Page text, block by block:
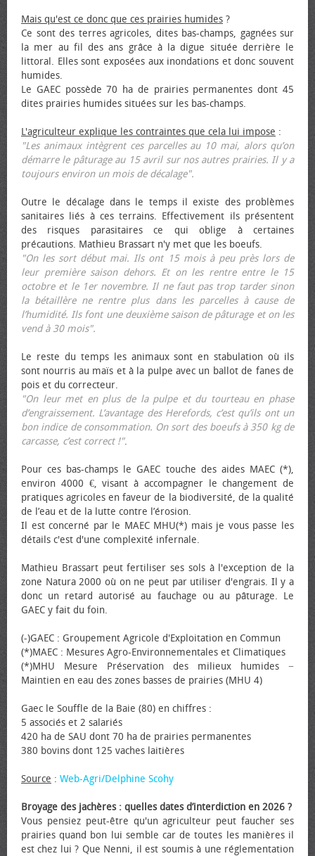
Mais qu'est ce donc que ces prairies humides ?
Ce sont des terres agricoles, dites bas-champs, gagnées sur
la mer au fil des ans grâce à la digue située derrière le
littoral. Elles sont exposées aux inondations et donc souvent
humides.
Le GAEC possède 70 ha de prairies permanentes dont 45
dites prairies humides situées sur les bas-champs.
L'agriculteur explique les contraintes que cela lui impose :
"Les animaux intègrent ces parcelles au 10 mai, alors qu’on
démarre le pâturage au 15 avril sur nos autres prairies. Il y a
toujours environ un mois de décalage".
Outre le décalage dans le temps il existe des problèmes
sanitaires liés à ces terrains. Effectivement ils présentent
des risques parasitaires ce qui oblige à certaines
précautions. Mathieu Brassart n'y met que les bœufs.
"On les sort début mai. Ils ont 15 mois à peu près lors de
leur première saison dehors. Et on les rentre entre le 15
octobre et le 1er novembre. Il ne faut pas trop tarder sinon
la bétaillère ne rentre plus dans les parcelles à cause de
l’humidité. Ils font une deuxième saison de pâturage et on les
vend à 30 mois".
Le reste du temps les animaux sont en stabulation où ils
sont nourris au maïs et à la pulpe avec un ballot de fanes de
pois et du correcteur.
"On leur met en plus de la pulpe et du tourteau en phase
d’engraissement. L’avantage des Herefords, c’est qu’ils ont un
bon indice de consommation. On sort des bœufs à 350 kg de
carcasse, c’est correct !".
Pour ces bas-champs le GAEC touche des aides MAEC (*),
environ 4000 €, visant à accompagner le changement de
pratiques agricoles en faveur de la biodiversité, de la qualité
de l’eau et de la lutte contre l’érosion.
Il est concerné par le MAEC MHU(*) mais je vous passe les
détails c'est d'une complexité infernale.
Mathieu Brassart peut fertiliser ses sols à l'exception de la
zone Natura 2000 où on ne peut par utiliser d'engrais. Il y a
donc un retard autorisé au fauchage ou au pâturage. Le
GAEC y fait du foin.
(-)GAEC : Groupement Agricole d'Exploitation en Commun
(*)MAEC : Mesures Agro-Environnementales et Climatiques
(*)MHU Mesure Préservation des milieux humides −
Maintien en eau des zones basses de prairies (MHU 4)
Gaec le Souffle de la Baie (80) en chiffres :
5 associés et 2 salariés
420 ha de SAU dont 70 ha de prairies permanentes
380 bovins dont 125 vaches laitières
Source : Web-Agri/Delphine Scohy
Broyage des jachères : quelles dates d’interdiction en 2026 ?
Vous pensiez peut-être qu'un agriculteur peut faucher ses
prairies quand bon lui semble car de toutes les manières il
est chez lui ? Que Nenni, il est soumis à une réglementation